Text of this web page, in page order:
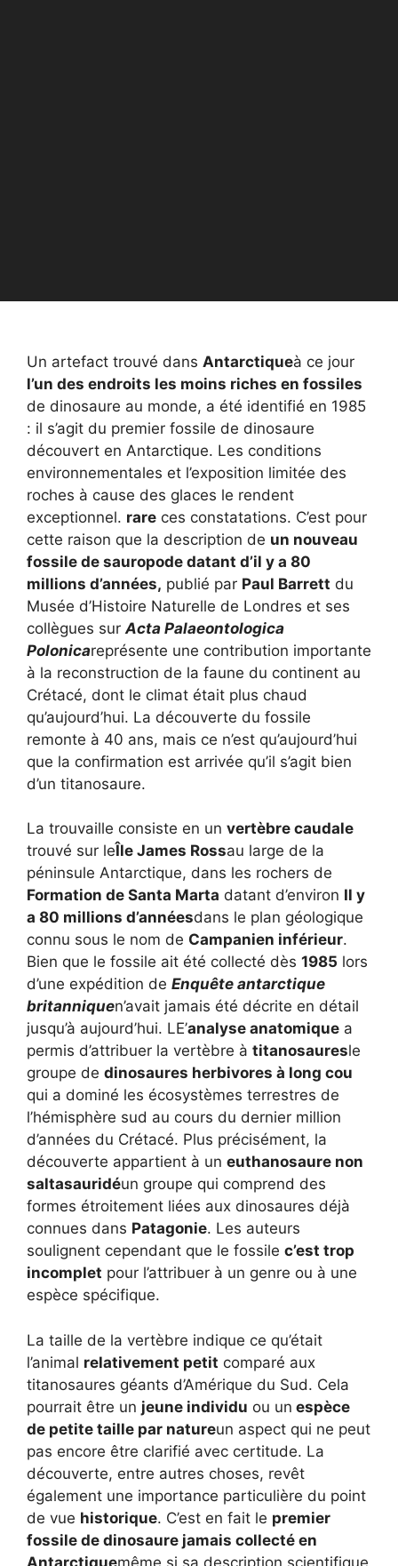
Un artefact trouvé dans Antarctiqueà ce jour
l’un des endroits les moins riches en fossiles
de dinosaure au monde, a été identifié en 1985
: il s’agit du premier fossile de dinosaure
découvert en Antarctique. Les conditions
environnementales et l’exposition limitée des
roches à cause des glaces le rendent
exceptionnel. rare ces constatations. C’est pour
cette raison que la description de un nouveau
fossile de sauropode datant d’il y a 80
millions d’années, publié par Paul Barrett du
Musée d’Histoire Naturelle de Londres et ses
collègues sur Acta Palaeontologica
Polonicareprésente une contribution importante
à la reconstruction de la faune du continent au
Crétacé, dont le climat était plus chaud
qu’aujourd’hui. La découverte du fossile
remonte à 40 ans, mais ce n’est qu’aujourd’hui
que la confirmation est arrivée qu’il s’agit bien
d’un titanosaure.
La trouvaille consiste en un vertèbre caudale
trouvé sur leÎle James Rossau large de la
péninsule Antarctique, dans les rochers de
Formation de Santa Marta datant d’environ Il y
a 80 millions d’annéesdans le plan géologique
connu sous le nom de Campanien inférieur.
Bien que le fossile ait été collecté dès 1985 lors
d’une expédition de Enquête antarctique
britanniquen’avait jamais été décrite en détail
jusqu’à aujourd’hui. LE’analyse anatomique a
permis d’attribuer la vertèbre à titanosauresle
groupe de dinosaures herbivores à long cou
qui a dominé les écosystèmes terrestres de
l’hémisphère sud au cours du dernier million
d’années du Crétacé. Plus précisément, la
découverte appartient à un euthanosaure non
saltasauridéun groupe qui comprend des
formes étroitement liées aux dinosaures déjà
connues dans Patagonie. Les auteurs
soulignent cependant que le fossile c’est trop
incomplet pour l’attribuer à un genre ou à une
espèce spécifique.
La taille de la vertèbre indique ce qu’était
l’animal relativement petit comparé aux
titanosaures géants d’Amérique du Sud. Cela
pourrait être un jeune individu ou un espèce
de petite taille par natureun aspect qui ne peut
pas encore être clarifié avec certitude. La
découverte, entre autres choses, revêt
également une importance particulière du point
de vue historique. C’est en fait le premier
fossile de dinosaure jamais collecté en
Antarctiquemême si sa description scientifique